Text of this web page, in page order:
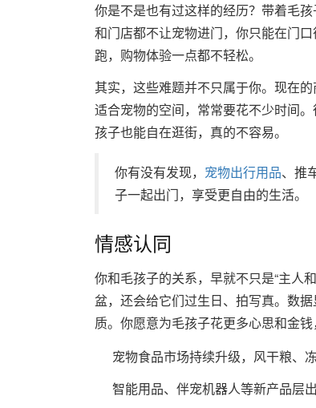
你是不是也有过这样的经历？带着毛
和门店都不让宠物进门，你只能在门
跑，购物体验一点都不轻松。
其实，这些难题并不只属于你。现在
适合宠物的空间，常常要花不少时间
孩子也能自在逛街，真的不容易。
你有没有发现， 宠物出行用品、推
子一起出门，享受更自由的生活。
情感认同
你和毛孩子的关系，早就不只是“主人
盆，还会给它们过生日、拍写真。数
质。你愿意为毛孩子花更多心思和金钱
宠物食品市场持续升级，风干粮、
智能用品、伴宠机器人等新产品层